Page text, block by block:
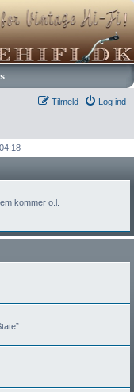
Log ind
Tilmeld
kommer o.l.